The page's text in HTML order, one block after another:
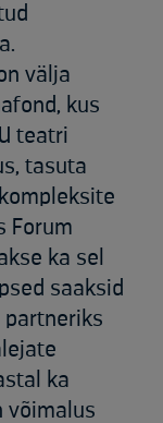
välja
kus
teatri
tasuta
Forum
ka sel
saaksid
partneriks
ka
võimalus